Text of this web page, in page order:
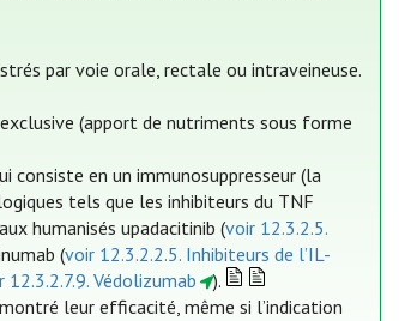
par voie orale, rectale ou intraveineuse.
(apport de nutriments sous forme
consiste en un immunosuppresseur (la
tels que les inhibiteurs du TNF
humanisés upadacitinib (voir 12.3.2.5.
(voir 12.3.2.2.5. Inhibiteurs de l’IL-
12.3.2.7.9. Védolizumab
).
leur efficacité, même si l’indication